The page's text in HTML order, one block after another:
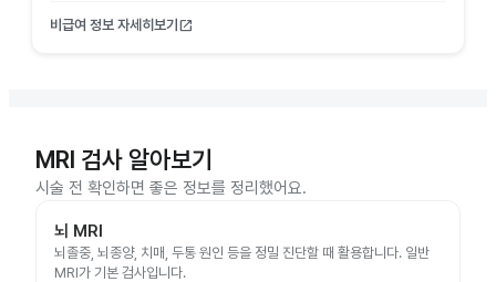
비급여 정보 자세히보기 open_in_new
MRI 검사 알아보기
시술 전 확인하면 좋은 정보를 정리했어요.
뇌 MRI
뇌졸중, 뇌종양, 치매, 두통 원인 등을 정밀 진단할 때 활용합니다. 일반
MRI가 기본 검사입니다.